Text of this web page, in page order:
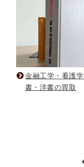
金融工学・看護
書・洋書の買取